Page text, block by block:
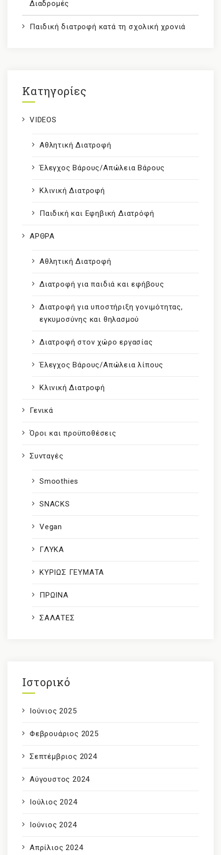
Διαδρομές
Παιδική διατροφή κατά τη σχολική χρονιά
Kατηγορίες
VIDEOS
Αθλητική Διατροφή
Έλεγχος Βάρους/Απώλεια Βάρους
Κλινική Διατροφή
Παιδική και Εφηβική Διατρόφή
ΑΡΘΡΑ
Αθλητική Διατροφή
Διατροφή για παιδιά και εφήβους
Διατροφή για υποστήριξη γονιμότητας,
εγκυμοσύνης και θηλασμού
Διατροφή στον χώρο εργασίας
Έλεγχος Βάρους/Απώλεια λίπους
Κλινική Διατροφή
Γενικά
Όροι και προϋποθέσεις
Συνταγές
Smoothies
SNACKS
Vegan
ΓΛΥΚΑ
ΚΥΡΙΩΣ ΓΕΥΜΑΤΑ
ΠΡΩΙΝΑ
ΣΑΛΑΤΕΣ
Ιστορικό
Ιούνιος 2025
Φεβρουάριος 2025
Σεπτέμβριος 2024
Αύγουστος 2024
Ιούλιος 2024
Ιούνιος 2024
Απρίλιος 2024